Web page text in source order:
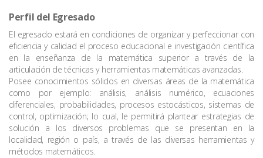
Perfil del Egresado
El egresado estará en condiciones de organizar y perfeccionar con
eficiencia y calidad el proceso educacional e investigación científica
en la enseñanza de la matemática superior a través de la
articulación de técnicas y herramientas matemáticas avanzadas.
Posee conocimientos sólidos en diversas áreas de la matemática
como por ejemplo: análisis, análisis numérico, ecuaciones
diferenciales, probabilidades, procesos estocásticos, sistemas de
control, optimización; lo cual, le permitirá plantear estrategias de
solución a los diversos problemas que se presentan en la
localidad, región o país, a través de las diversas herramientas y
métodos matemáticos.